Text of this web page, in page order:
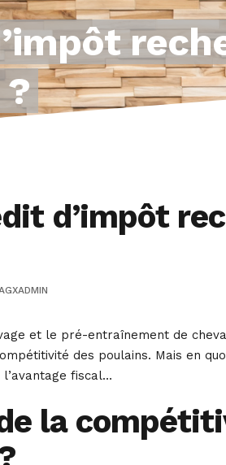
d’impôt
et le pré-entraînement de
des poulains. Mais en
fiscal…
la